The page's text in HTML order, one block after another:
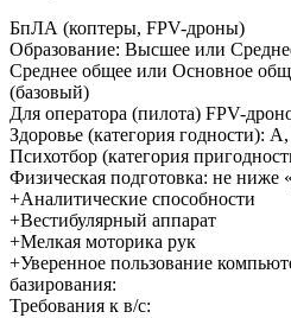
БпЛА (коптеры, FPV-дроны)
Образование: Высшее или
Среднее общее или Основное
(базовый)
Для оператора (пилота) FPV-
Здоровье (категория годности):
Психотбор (категория
Физическая подготовка: не ниже
+Аналитические способности
+Вестибулярный аппарат
+Мелкая моторика рук
+Уверенное пользование
базирования:
Требования к в/с: